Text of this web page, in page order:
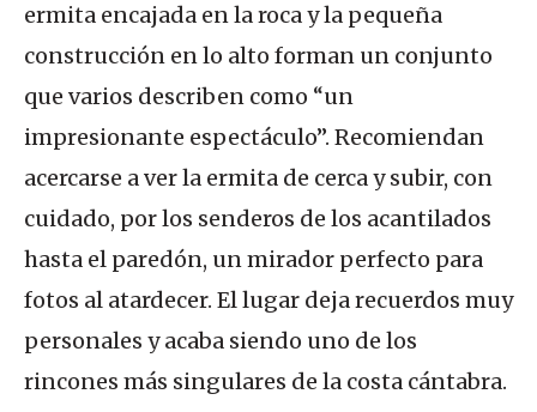
ermita encajada en la roca y la pequeña
construcción en lo alto forman un conjunto
que varios describen como “un
impresionante espectáculo”. Recomiendan
acercarse a ver la ermita de cerca y subir, con
cuidado, por los senderos de los acantilados
hasta el paredón, un mirador perfecto para
fotos al atardecer. El lugar deja recuerdos muy
personales y acaba siendo uno de los
rincones más singulares de la costa cántabra.